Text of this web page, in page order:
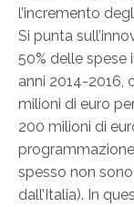
l’incremento
Si punta
50% delle spese
anni 2014-2016,
milioni di euro
200 milioni di
spesso non
dall’Italia). In